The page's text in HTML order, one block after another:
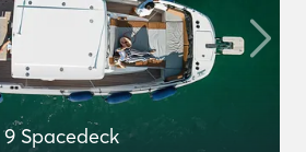
Spacedeck